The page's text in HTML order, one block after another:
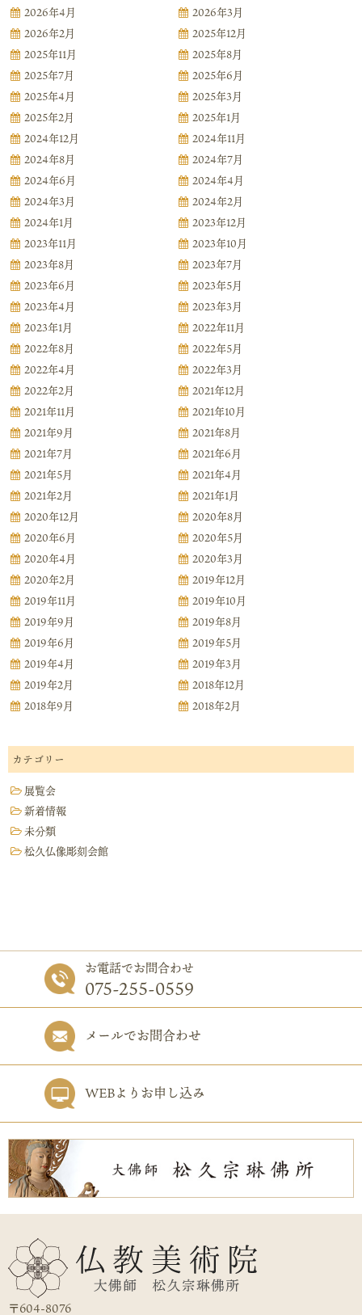
2026年4月
2026年3月
2026年2月
2025年12月
2025年11月
2025年8月
2025年7月
2025年6月
2025年4月
2025年3月
2025年2月
2025年1月
2024年12月
2024年11月
2024年8月
2024年7月
2024年6月
2024年4月
2024年3月
2024年2月
2024年1月
2023年12月
2023年11月
2023年10月
2023年8月
2023年7月
2023年6月
2023年5月
2023年4月
2023年3月
2023年1月
2022年11月
2022年8月
2022年5月
2022年4月
2022年3月
2022年2月
2021年12月
2021年11月
2021年10月
2021年9月
2021年8月
2021年7月
2021年6月
2021年5月
2021年4月
2021年2月
2021年1月
2020年12月
2020年8月
2020年6月
2020年5月
2020年4月
2020年3月
2020年2月
2019年12月
2019年11月
2019年10月
2019年9月
2019年8月
2019年6月
2019年5月
2019年4月
2019年3月
2019年2月
2018年12月
2018年9月
2018年2月
カテゴリー
展覧会
新着情報
未分類
松久仏像彫刻会館
お電話でお問合わせ
075-255-0559
メールでお問合わせ
WEBよりお申し込み
〒604-8076